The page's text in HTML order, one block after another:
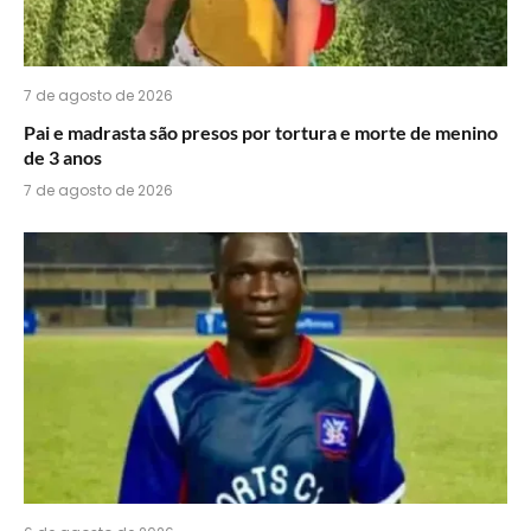
7 de agosto de 2026
Pai e madrasta são presos por tortura e morte de menino
de 3 anos
7 de agosto de 2026